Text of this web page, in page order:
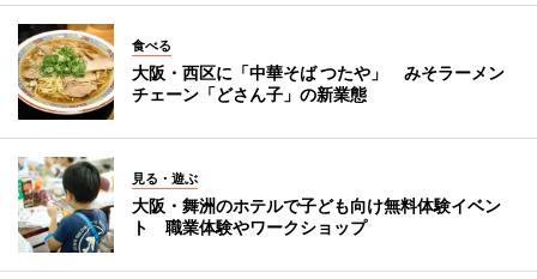
食べる
大阪・西区に「中華そば つたや」 みそラーメン
チェーン「どさん子」の新業態
見る・遊ぶ
大阪・舞洲のホテルで子ども向け無料体験イベン
ト 職業体験やワークショップ